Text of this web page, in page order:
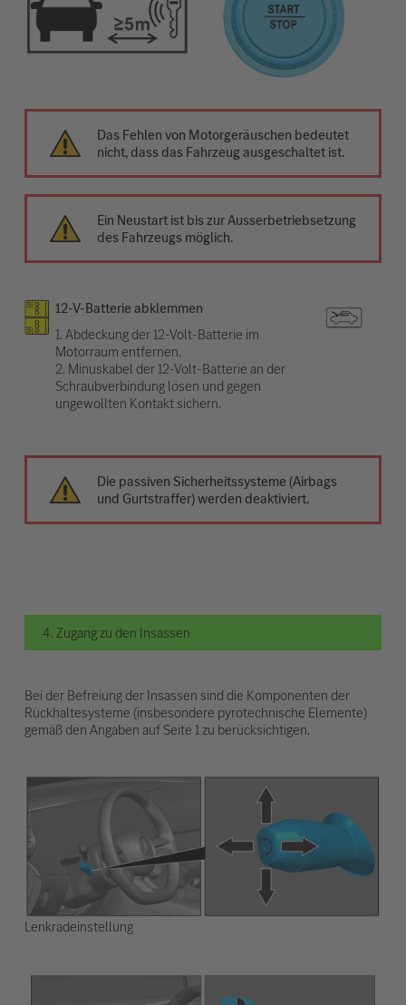
Das Fehlen von Motorgeräuschen bedeutet
nicht, dass das Fahrzeug ausgeschaltet ist.
Ein Neustart ist bis zur Ausserbetriebsetzung
des Fahrzeugs möglich.
12-V-Batterie abklemmen
1. Abdeckung der 12-Volt-Batterie im
Motorraum entfernen.
2. Minuskabel der 12-Volt-Batterie an der
Schraubverbindung lösen und gegen
ungewollten Kontakt sichern.
Die passiven Sicherheitssysteme (Airbags
und Gurtstraffer) werden deaktiviert.
4. Zugang zu den Insassen
Bei der Befreiung der Insassen sind die Komponenten der
Rückhaltesysteme (insbesondere pyrotechnische Elemente)
gemäß den Angaben auf Seite 1 zu berücksichtigen.
Lenkradeinstellung